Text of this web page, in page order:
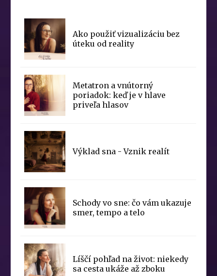
Ako použiť vizualizáciu bez
úteku od reality
Metatron a vnútorný
poriadok: keď je v hlave
priveľa hlasov
Výklad sna - Vznik realít
Schody vo sne: čo vám ukazuje
smer, tempo a telo
Líščí pohľad na život: niekedy
sa cesta ukáže až zboku